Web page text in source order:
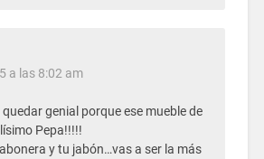
a las 8:02 am
quedar genial porque ese mueble de
Pepa!!!!!
y tu jabón…vas a ser la más